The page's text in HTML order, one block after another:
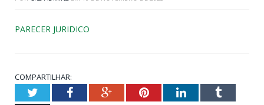
PARECER JURIDICO
COMPARTILHAR:
TwitterFacebookGoogle+PinterestLinkedInTumblr